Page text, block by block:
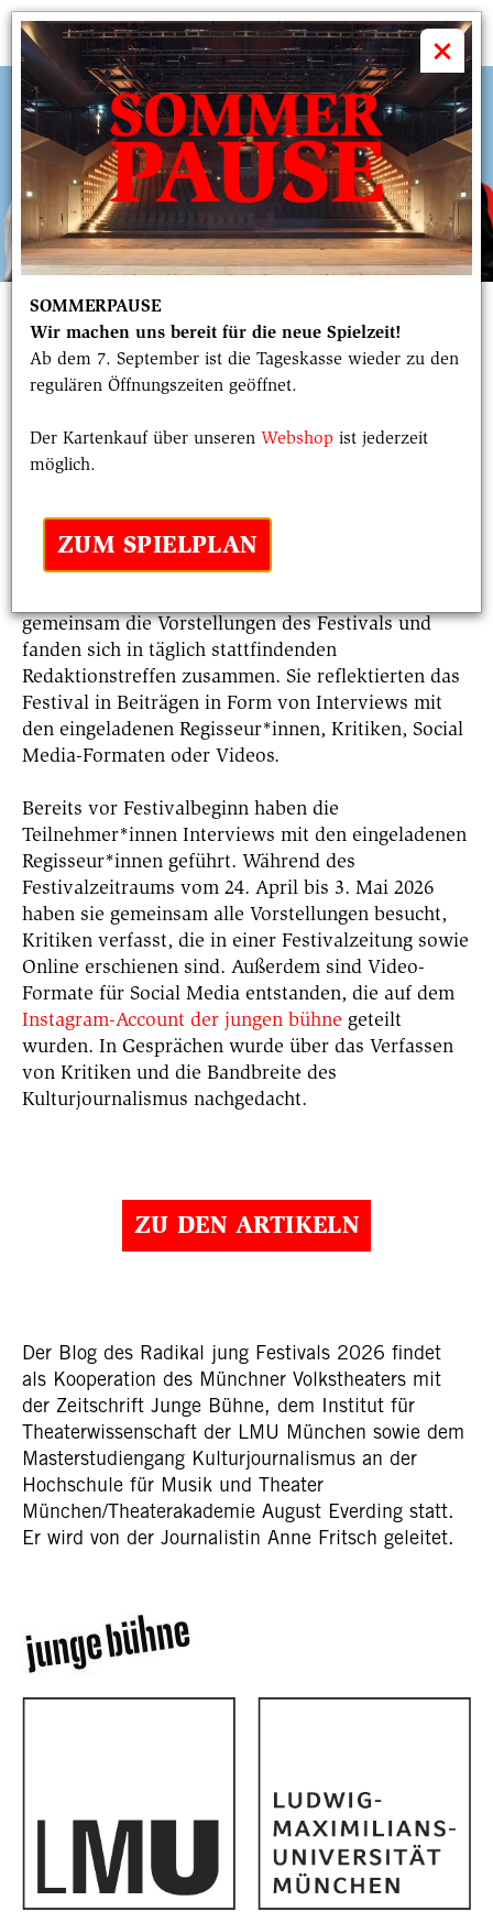
×
SOMMERPAUSE
Wir machen uns bereit für die neue Spielzeit!
Ab dem 7. September ist die Tageskasse wieder zu den
regulären Öffnungszeiten geöffnet.
Der Kartenkauf über unseren Webshop ist jederzeit
möglich.
ZUM SPIELPLAN
 volkstheater
Radikal Blog
Der Blog des Radikal jung Festivals
Das Radikal jung Festival 2026 am Münchner
Kulturjournalist*innen in einem Festivalblog
kritisch begleitet.
gemeinsam die Vorstellungen des Festivals und
fanden sich in täglich stattfindenden
Redaktionstreffen zusammen. Sie reflektierten das
Festival in Beiträgen in Form von Interviews mit
den eingeladenen Regisseur*innen, Kritiken, Social
Media-Formaten oder Videos.
Bereits vor Festivalbeginn haben die
Teilnehmer*innen Interviews mit den eingeladenen
Regisseur*innen geführt. Während des
Festivalzeitraums vom 24. April bis 3. Mai 2026
haben sie gemeinsam alle Vorstellungen besucht,
Kritiken verfasst, die in einer Festivalzeitung sowie
Online erschienen sind. Außerdem sind Video-
Formate für Social Media entstanden, die auf dem
Instagram-Account der jungen bühne geteilt
wurden. In Gesprächen wurde über das Verfassen
von Kritiken und die Bandbreite des
Kulturjournalismus nachgedacht.
ZU DEN ARTIKELN
Der Blog des Radikal jung Festivals 2026 findet
als Kooperation des Münchner Volkstheaters mit
der Zeitschrift Junge Bühne, dem Institut für
Theaterwissenschaft der LMU München sowie dem
Masterstudiengang Kulturjournalismus an der
Hochschule für Musik und Theater
München/Theaterakademie August Everding statt.
Er wird von der Journalistin Anne Fritsch geleitet.